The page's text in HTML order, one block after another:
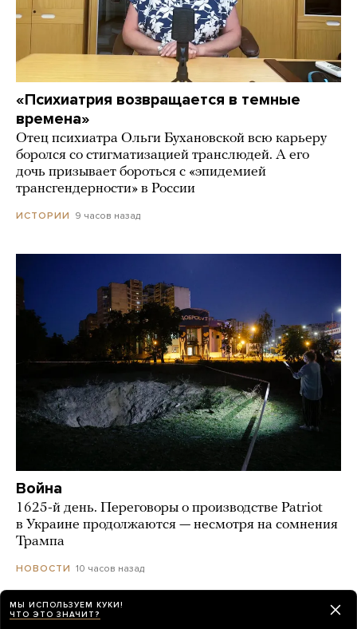
«Психиатрия возвращается в темные
времена»
Отец психиатра Ольги Бухановской всю карьеру
боролся со стигматизацией транслюдей. А его
дочь призывает бороться с «эпидемией
трансгендерности» в России
ИСТОРИИ 9 часов назад
Война
1625-й день. Переговоры о производстве Patriot
в Украине продолжаются — несмотря на сомнения
Трампа
НОВОСТИ 10 часов назад
В Бурятии журналистку Василису Шишкину
МЫ ИСПОЛЬЗУЕМ КУКИ!
ЧТО ЭТО ЗНАЧИТ?